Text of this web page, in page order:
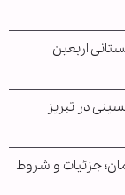
اربعین
در تبریز
جزئیات و شروط